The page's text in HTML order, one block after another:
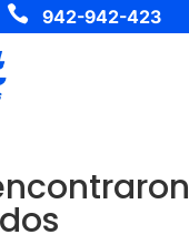
 942-942-423